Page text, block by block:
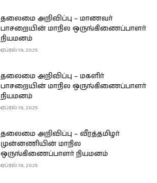
தலைமை அறிவிப்பு – மாணவர்
பாசறையின் மாநில ஒருங்கிணைப்பாளர்
நியமனம்
ஏப்ரல் 19, 2025
தலைமை அறிவிப்பு – மகளிர்
பாசறையின் மாநில ஒருங்கிணைப்பாளர்
நியமனம்
ஏப்ரல் 19, 2025
தலைமை அறிவிப்பு – வீரத்தமிழர்
முன்னணியின் மாநில
ஒருங்கிணைப்பாளர் நியமனம்
ஏப்ரல் 19, 2025